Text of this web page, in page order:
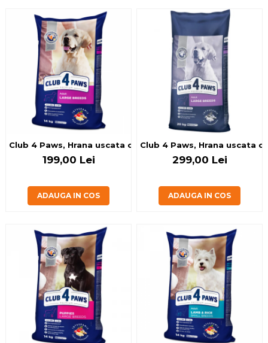
Club 4 Paws, Hrana uscata caini adulti de talie mare, 14kg
199,00 Lei
ADAUGA IN COS
Club 4 Paws, Hrana uscata
299,00 Lei
ADAUGA IN COS